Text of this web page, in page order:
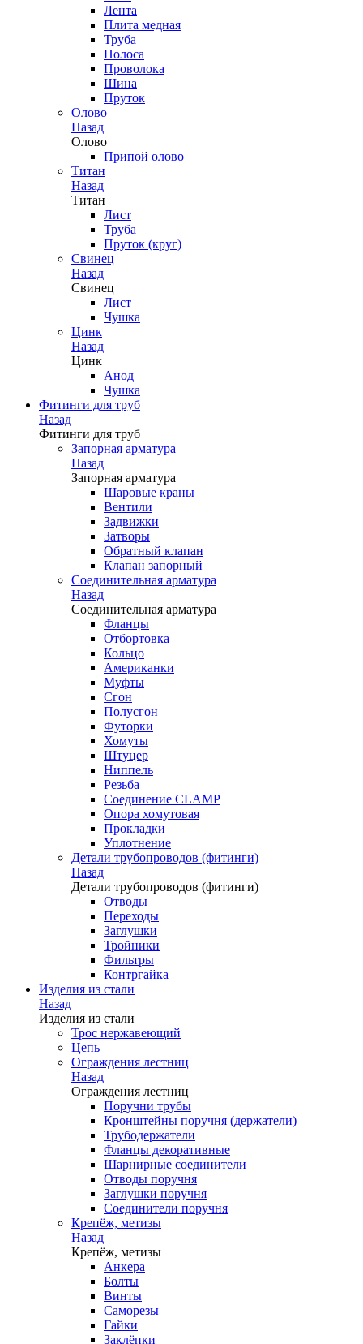
Лента
Плита медная
Труба
Полоса
Проволока
Шина
Пруток
Олово
Назад
Олово
Припой олово
Титан
Назад
Титан
Лист
Труба
Пруток (круг)
Свинец
Назад
Свинец
Лист
Чушка
Цинк
Назад
Цинк
Анод
Чушка
Фитинги для труб
Назад
Фитинги для труб
Запорная арматура
Назад
Запорная арматура
Шаровые краны
Вентили
Задвижки
Затворы
Обратный клапан
Клапан запорный
Соединительная арматура
Назад
Соединительная арматура
Фланцы
Отбортовка
Кольцо
Американки
Муфты
Сгон
Полусгон
Футорки
Хомуты
Штуцер
Ниппель
Резьба
Соединение CLAMP
Опора хомутовая
Прокладки
Уплотнение
Детали трубопроводов (фитинги)
Назад
Детали трубопроводов (фитинги)
Отводы
Переходы
Заглушки
Тройники
Фильтры
Контргайка
Изделия из стали
Назад
Изделия из стали
Трос нержавеющий
Цепь
Ограждения лестниц
Назад
Ограждения лестниц
Поручни трубы
Кронштейны поручня (держатели)
Трубодержатели
Фланцы декоративные
Шарнирные соединители
Отводы поручня
Заглушки поручня
Соединители поручня
Крепёж, метизы
Назад
Крепёж, метизы
Анкера
Болты
Винты
Саморезы
Гайки
Заклёпки